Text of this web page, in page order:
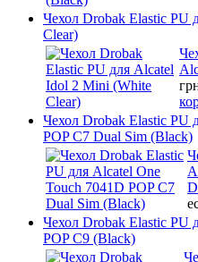
Чехол Drobak Elastic PU
Clear)
Чехол Drobak Elastic PU
POP C7 Dual Sim (Black)
Чехол Drobak Elastic PU
POP C9 (Black)